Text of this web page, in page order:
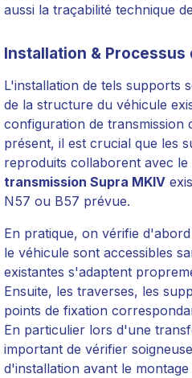
aussi la traçabilité technique
Installation & Processus
L'installation de tels supports
de la structure du véhicule
configuration de transmission
présent, il est crucial que les
reproduits collaborent avec le
transmission Supra MKIV
N57 ou B57 prévue.
En pratique, on vérifie
le véhicule sont accessibles
existantes s'adaptent
Ensuite, les traverses, les
points de fixation
En particulier lors d'une
important de vérifier
d'installation avant le